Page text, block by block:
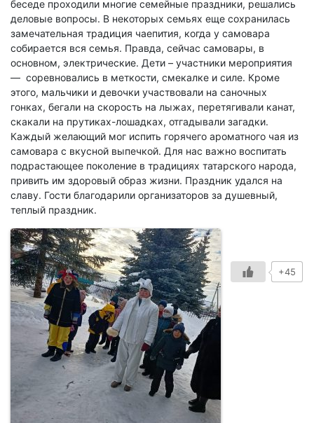
беседе проходили многие семейные праздники, решались
деловые вопросы. В некоторых семьях еще сохранилась
замечательная традиция чаепития, когда у самовара
собирается вся семья. Правда, сейчас самовары, в
основном, электрические. Дети – участники мероприятия
— соревновались в меткости, смекалке и силе. Кроме
этого, мальчики и девочки участвовали на саночных
гонках, бегали на скорость на лыжах, перетягивали канат,
скакали на прутиках-лошадках, отгадывали загадки.
Каждый желающий мог испить горячего ароматного чая из
самовара с вкусной выпечкой. Для нас важно воспитать
подрастающее поколение в традициях татарского народа,
привить им здоровый образ жизни. Праздник удался на
славу. Гости благодарили организаторов за душевный,
теплый праздник.
+45